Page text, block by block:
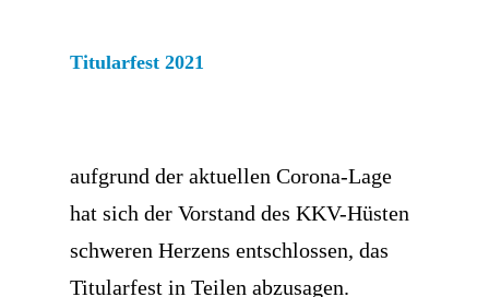
Titularfest 2021
aufgrund der aktuellen Corona-Lage
hat sich der Vorstand des KKV-Hüsten
schweren Herzens entschlossen, das
Titularfest in Teilen abzusagen.